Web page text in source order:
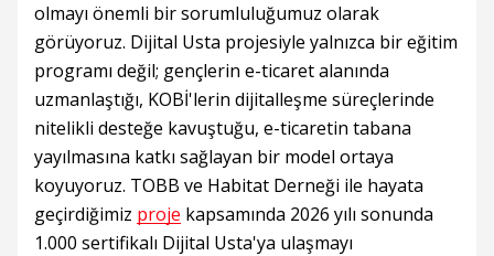
olmayı önemli bir sorumluluğumuz olarak
görüyoruz. Dijital Usta projesiyle yalnızca bir eğitim
programı değil; gençlerin e-ticaret alanında
uzmanlaştığı, KOBİ'lerin dijitalleşme süreçlerinde
nitelikli desteğe kavuştuğu, e-ticaretin tabana
yayılmasına katkı sağlayan bir model ortaya
koyuyoruz. TOBB ve Habitat Derneği ile hayata
geçirdiğimiz proje kapsamında 2026 yılı sonunda
1.000 sertifikalı Dijital Usta'ya ulaşmayı